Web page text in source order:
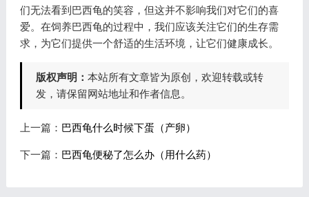
们无法看到巴西龟的笑容，但这并不影响我们对它们的喜
爱。在饲养巴西龟的过程中，我们应该关注它们的生存需
求，为它们提供一个舒适的生活环境，让它们健康成长。
版权声明： 本站所有文章皆为原创，欢迎转载或转
发，请保留网站地址和作者信息。
上一篇： 巴西龟什么时候下蛋（产卵）
下一篇： 巴西龟便秘了怎么办（用什么药）